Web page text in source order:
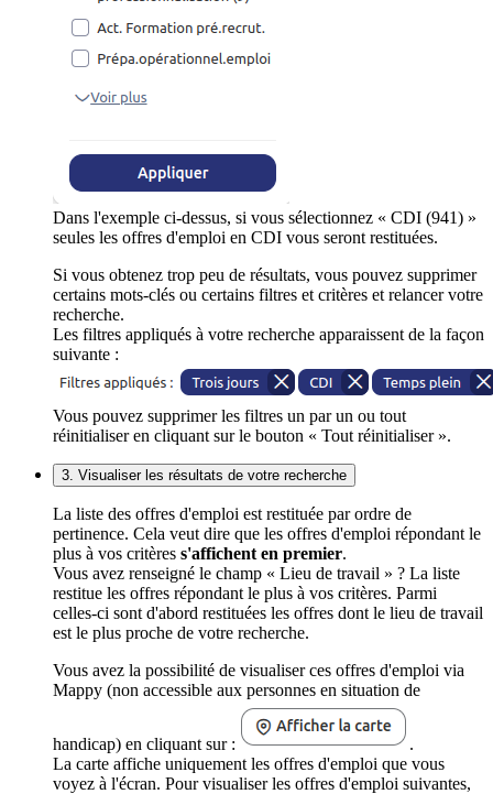
Dans l'exemple ci-dessus, si vous sélectionnez « CDI (941) »
seules les offres d'emploi en CDI vous seront restituées.
Si vous obtenez trop peu de résultats, vous pouvez supprimer
certains mots-clés ou certains filtres et critères et relancer votre
recherche.
Les filtres appliqués à votre recherche apparaissent de la façon
suivante :
Vous pouvez supprimer les filtres un par un ou tout
réinitialiser en cliquant sur le bouton « Tout réinitialiser ».
3. Visualiser les résultats de votre recherche
La liste des offres d'emploi est restituée par ordre de
pertinence. Cela veut dire que les offres d'emploi répondant le
plus à vos critères s'affichent en premier.
Vous avez renseigné le champ « Lieu de travail » ? La liste
restitue les offres répondant le plus à vos critères. Parmi
celles-ci sont d'abord restituées les offres dont le lieu de travail
est le plus proche de votre recherche.
Vous avez la possibilité de visualiser ces offres d'emploi via
Mappy (non accessible aux personnes en situation de
handicap) en cliquant sur :
.
La carte affiche uniquement les offres d'emploi que vous
voyez à l'écran. Pour visualiser les offres d'emploi suivantes,